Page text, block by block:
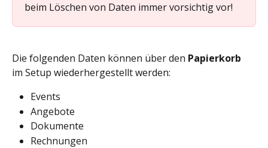
beim Löschen von Daten immer vorsichtig vor!
Die folgenden Daten können über den Papierkorb
im Setup wiederhergestellt werden:
Events
Angebote
Dokumente
Rechnungen